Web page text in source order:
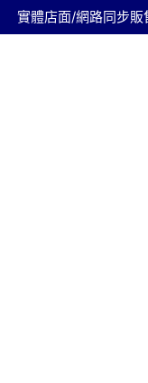
實體店面/網路同步